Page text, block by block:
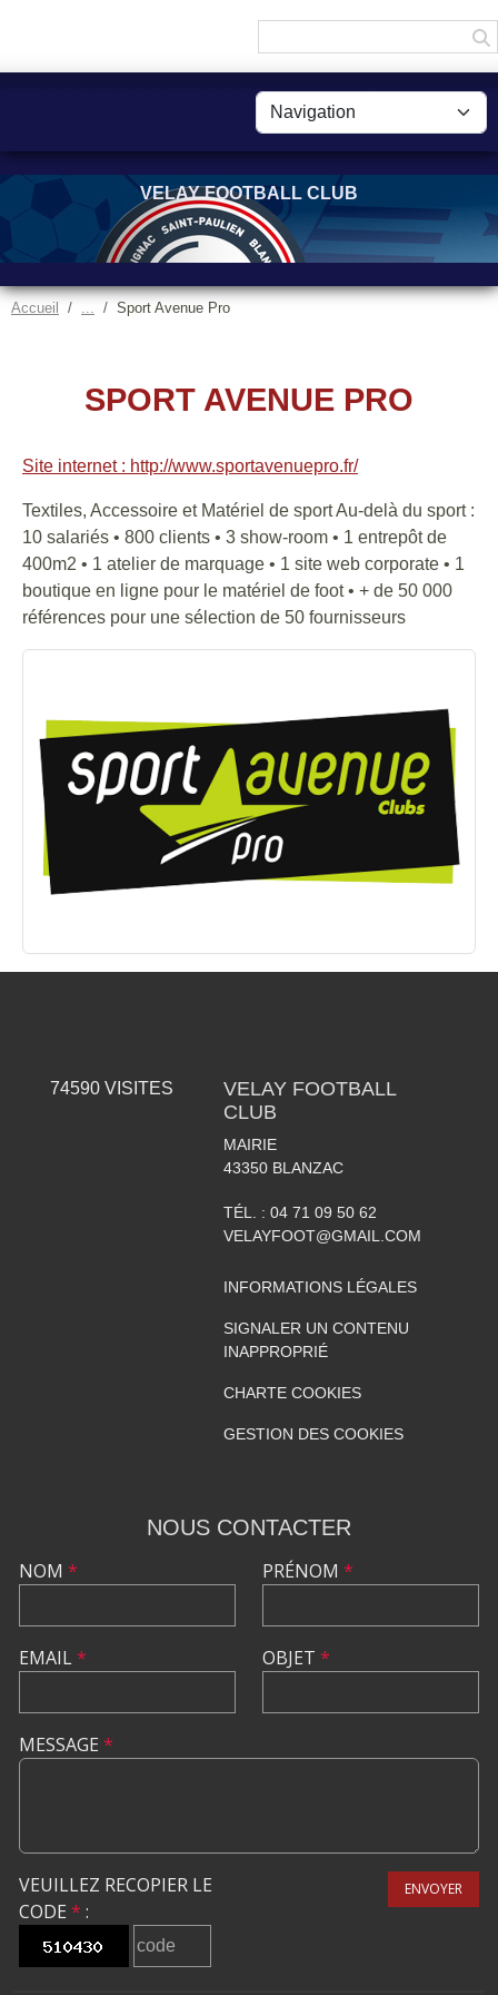
VELAY FOOTBALL CLUB
Accueil Sport Avenue Pro
SPORT AVENUE PRO
Site internet : http://www.sportavenuepro.fr/
Textiles, Accessoire et Matériel de sport Au-delà du sport :
10 salariés • 800 clients • 3 show-room • 1 entrepôt de
400m2 • 1 atelier de marquage • 1 site web corporate • 1
boutique en ligne pour le matériel de foot • + de 50 000
références pour une sélection de 50 fournisseurs
74590VISITES
VELAY FOOTBALL
CLUB
MAIRIE
43350 BLANZAC
TÉL. : 04 71 09 50 62
VELAYFOOT@GMAIL.COM
INFORMATIONS LÉGALES
SIGNALER UN CONTENU
INAPPROPRIÉ
CHARTE COOKIES
GESTION DES COOKIES
NOUS CONTACTER
NOM *
EMAIL*
PRÉNOM *
OBJET *
MESSAGE *
VEUILLEZ RECOPIER LE
CODE * :
ENVOYER